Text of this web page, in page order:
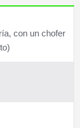
con un chofer